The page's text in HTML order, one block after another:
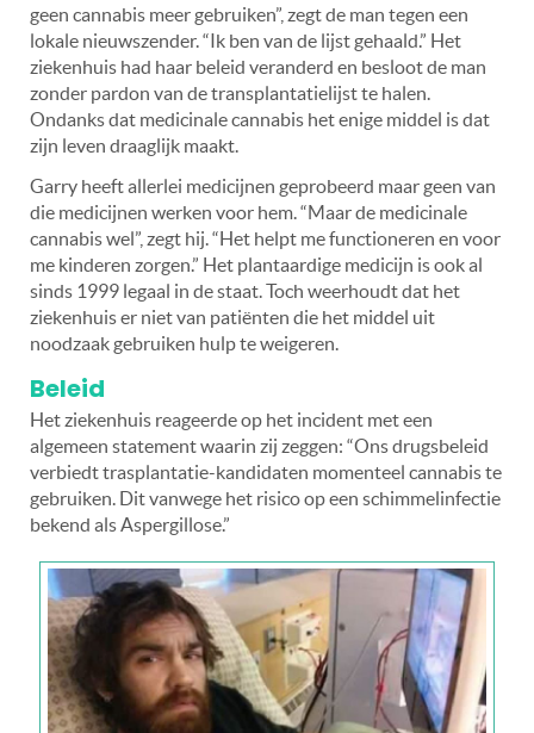
geen cannabis meer gebruiken”, zegt de man tegen een
lokale nieuwszender. “Ik ben van de lijst gehaald.” Het
ziekenhuis had haar beleid veranderd en besloot de man
zonder pardon van de transplantatielijst te halen.
Ondanks dat medicinale cannabis het enige middel is dat
zijn leven draaglijk maakt.
Garry heeft allerlei medicijnen geprobeerd maar geen van
die medicijnen werken voor hem. “Maar de medicinale
cannabis wel”, zegt hij. “Het helpt me functioneren en voor
me kinderen zorgen.” Het plantaardige medicijn is ook al
sinds 1999 legaal in de staat. Toch weerhoudt dat het
ziekenhuis er niet van patiënten die het middel uit
noodzaak gebruiken hulp te weigeren.
Beleid
Het ziekenhuis reageerde op het incident met een
algemeen statement waarin zij zeggen: “Ons drugsbeleid
verbiedt trasplantatie-kandidaten momenteel cannabis te
gebruiken. Dit vanwege het risico op een schimmelinfectie
bekend als Aspergillose.”